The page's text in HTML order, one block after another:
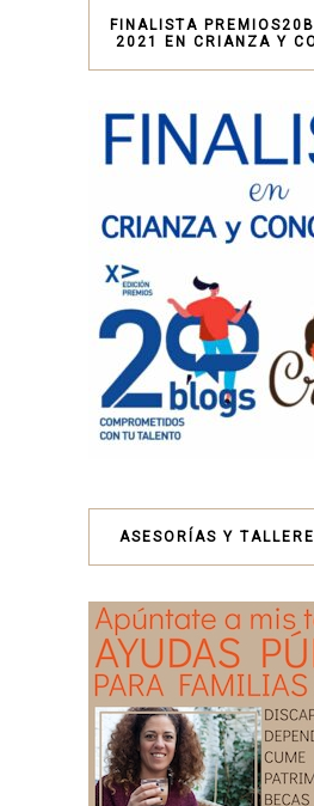
FINALISTA
2021 EN CRIANZA Y
ASESORÍAS Y